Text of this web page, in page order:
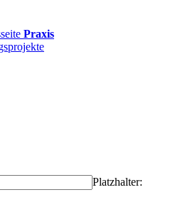
Praxis
Platzhalter: